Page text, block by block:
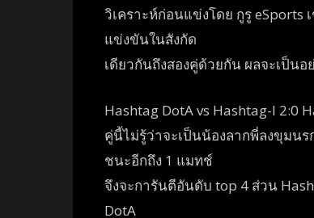
วิเคราะห์ก่อนแข่งโดย กูรู eSports
แข่งขันในสังกัด
เดียวกันถึงสองคู่ด้วยกัน ผลจะเป็น
Hashtag DotA vs Hashtag-I 2:0
คู่นี้ไม่รู้ว่าจะเป็นน้องลากพี่ลงขุมน
ชนะอีกถึง 1 แมทช์
จึงจะการันตีอันดับ top 4 ส่วน
DotA